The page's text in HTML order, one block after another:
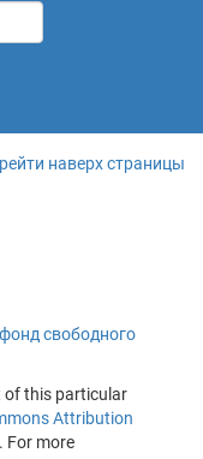
наверх страницы
свободного
of this particular
Attribution
. For more